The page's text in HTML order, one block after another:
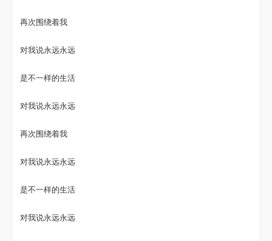
再次围绕着我
对我说永远永远
是不一样的生活
对我说永远永远
再次围绕着我
对我说永远永远
是不一样的生活
对我说永远永远